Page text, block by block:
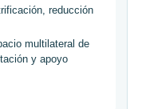
reducción
multilateral de
y apoyo